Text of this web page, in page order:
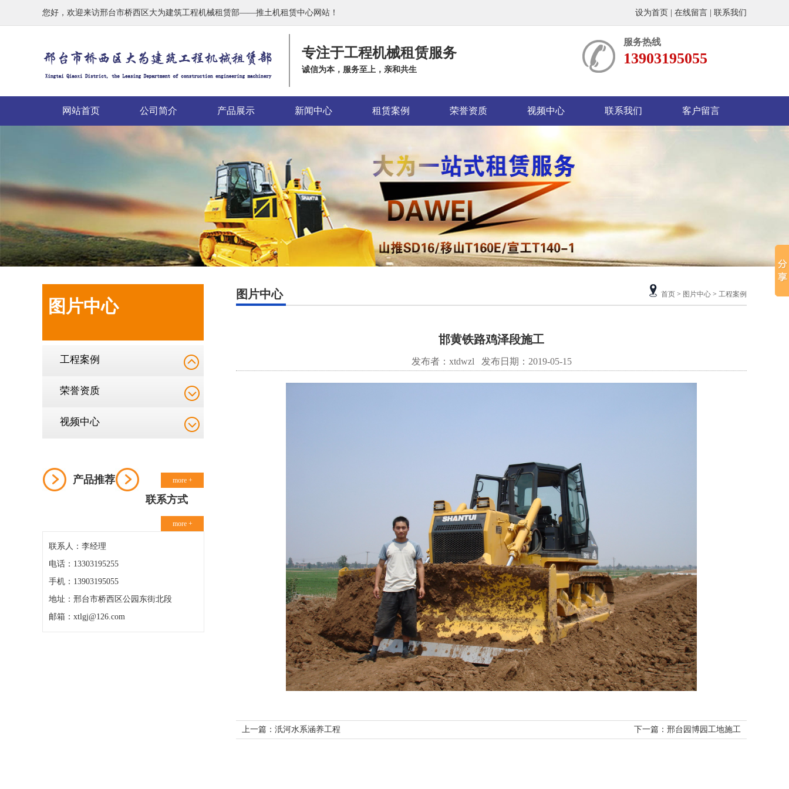
您好，欢迎来访邢台市桥西区大为建筑工程机械租赁部——推土机租赁中心网站！ 设为首页 在线留言 联系我们
专注于工程机械租赁服务
诚信为本，服务至上，亲和共生
服务热线
13903195055
网站首页 公司简介 产品展示 新闻中心 租赁案例 荣誉资质 视频中心 联系我们 客户留言
图片中心
工程案例
荣誉资质
视频中心
产品推荐 more +
联系方式
more +
联系人：李经理
电话：13303195255
手机：13903195055
地址：邢台市桥西区公园东街北段
邮箱：xtlgj@126.com
图片中心 首页 > 图片中心 > 工程案例
邯黄铁路鸡泽段施工
发布者：xtdwzl 发布日期：2019-05-15
上一篇：汦河水系涵养工程 下一篇：邢台园博园工地施工